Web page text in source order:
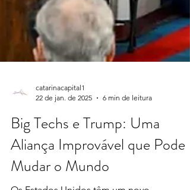
22 de jan. de 2025
6 min de leitura
Big Techs e Trump: Uma
Aliança Improvável que Pode